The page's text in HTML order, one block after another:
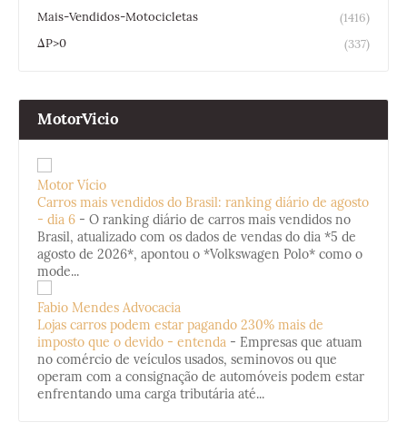
Mais-Vendidos-Motocicletas
(1416)
ΔP>0
(337)
MotorVicio
Motor Vício
Carros mais vendidos do Brasil: ranking diário de agosto
- dia 6 - O ranking diário de carros mais vendidos no
Brasil, atualizado com os dados de vendas do dia *5 de
agosto de 2026*, apontou o *Volkswagen Polo* como o
mode...
Fabio Mendes Advocacia
Lojas carros podem estar pagando 230% mais de
imposto que o devido - entenda - Empresas que atuam
no comércio de veículos usados, seminovos ou que
operam com a consignação de automóveis podem estar
enfrentando uma carga tributária até...